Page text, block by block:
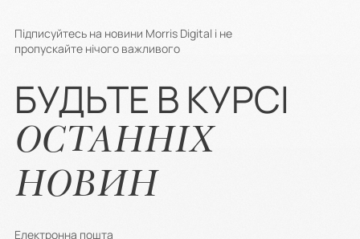
Підписуйтесь на новини Morris Digital і не
пропускайте нічого важливого
БУДЬТЕ В КУРСІ
ОСТАННІХ
НОВИН
Електронна пошта